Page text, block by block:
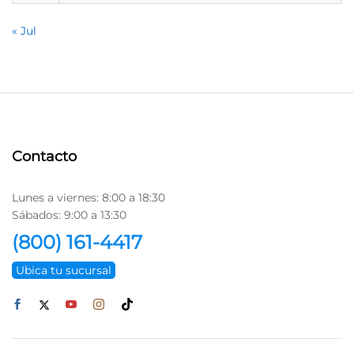
« Jul
Contacto
Lunes a viernes: 8:00 a 18:30
Sábados: 9:00 a 13:30
(800) 161-4417
Ubica tu sucursal